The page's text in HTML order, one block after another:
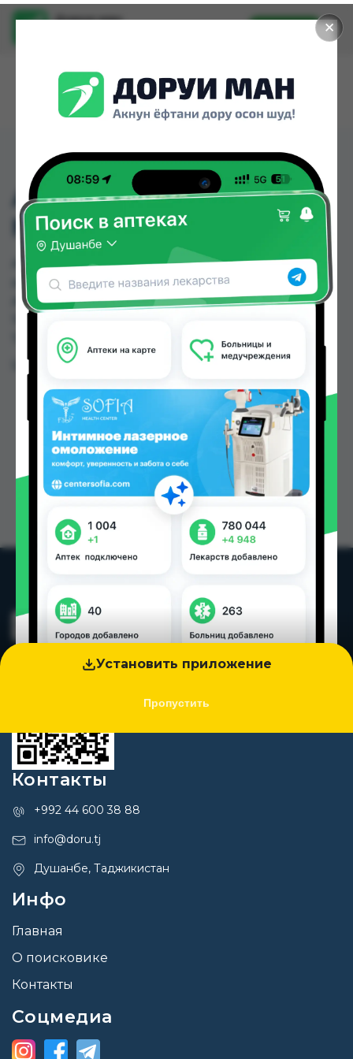
✕
Установить приложение
Пропустить
Доруи ман
Установить
АНГИОНОРМ 100МГ
№70 ТБ
АНГИОНОРМ 100МГ №70 ТБ можно купить или
заказать в аптеках, Аптека Вита, Аслфарм №2,
Аслфарм №3, Нишон №2 по цене от 13.91 TJS до
Таджикистана
Цена: от13.91 TJS
Контакты
+992 44 600 38 88
info@doru.tj
Душанбе, Таджикистан
Инфо
Главная
О поисковике
Контакты
Соцмедиа